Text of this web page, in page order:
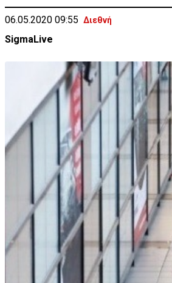
06.05.2020 09:55 Διεθνή
SigmaLive